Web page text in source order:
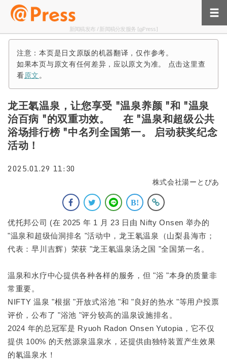
新闻稿发布 / 新闻稿分发服务 [@Press]
注意：本页是日文原版的机器翻译，仅作参考。
如果本页与原文有任何差异，应以原文为准。 点击这里查
看原文。
龙王氡温泉，让您享受 "温泉养颜 "和 "温泉
治百病 "的双重功效。 在 "温泉和超级公共
浴场排行榜 "中名列全国第一。 启动获奖纪念
活动！
2025.01.29 11:30
株式会社湯ーとぴあ
优托邦公司 (在 2025 年 1 月 23 日由 Nifty Onsen 举办的
"温泉和超级仙洞排名 "活动中，龙王氡温泉（山梨县海市；
代表：早川吉辉）荣获 "龙王氡温泉汤之国 "全国第一名。
温泉和水疗中心提供各种各样的服务，但 "浴 "本身的质量非
常重要。
NIFTY 温泉 "根据 "开放式浴池 "和 "良好的热水 "等用户投票
评价，公布了 "浴池 "评分较高的温泉设施排名。
2024 年的总冠军是 Ryuoh Radon Onsen Yutopia，它不仅
提供 100% 的天然源泉温泉水，还提供由独特装置产生效果
的氡温泉水！